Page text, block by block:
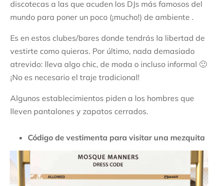
discotecas a las que acuden los DJs más famosos del
mundo para poner un poco (¡mucho!) de ambiente .
Es en estos clubes/bares donde tendrás la libertad de
vestirte como quieras. Por último, nada demasiado
atrevido: lleva algo chic, de moda o incluso informal 🙂
¡No es necesario el traje tradicional!
Algunos establecimientos piden a los hombres que
lleven pantalones y zapatos cerrados.
Código de vestimenta para visitar una mezquita